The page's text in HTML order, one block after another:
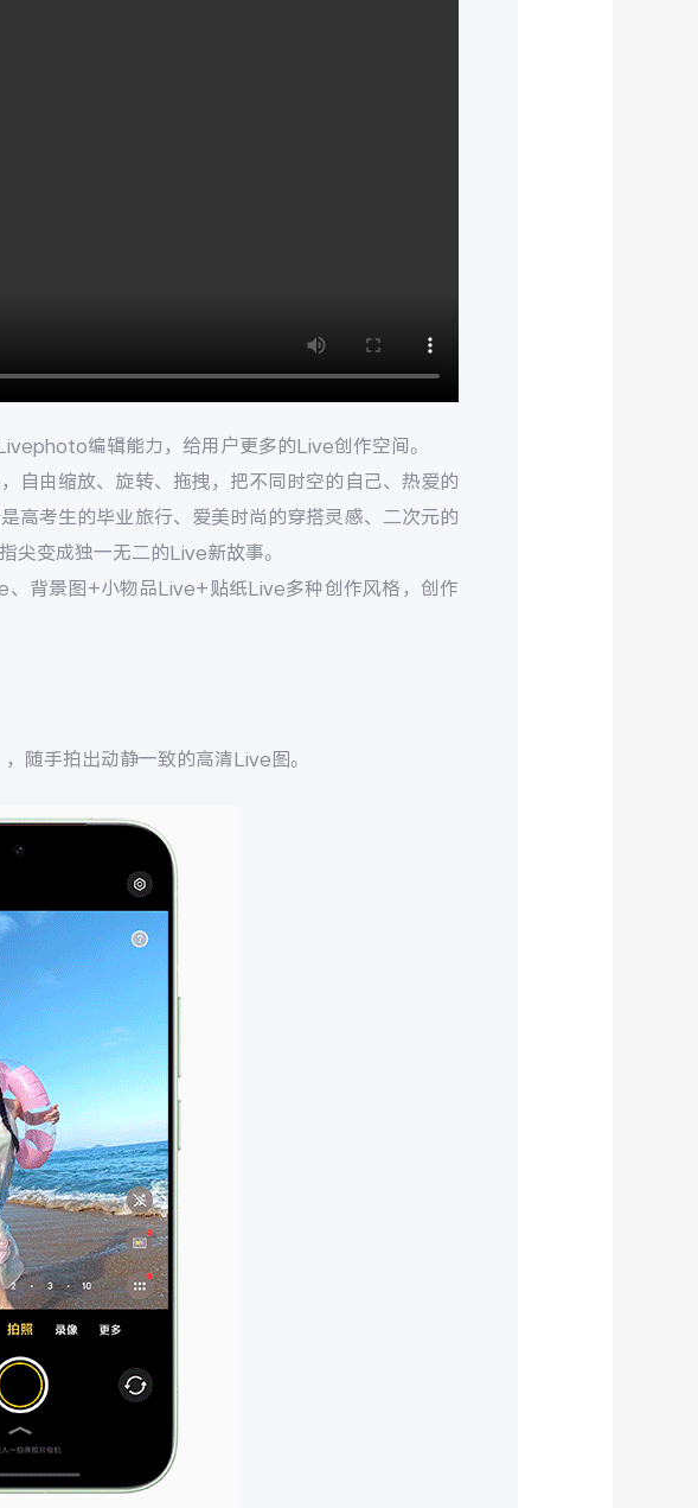
编辑能力，给用户更多的Live创作空间。
自由缩放、旋转、拖拽，把不同时空的自己、热爱的
高考生的毕业旅行、爱美时尚的穿搭灵感、二次元的
尖变成独一无二的Live新故事。
背景图+小物品Live+贴纸Live多种创作风格，创作
随手拍出动静一致的高清Live图。